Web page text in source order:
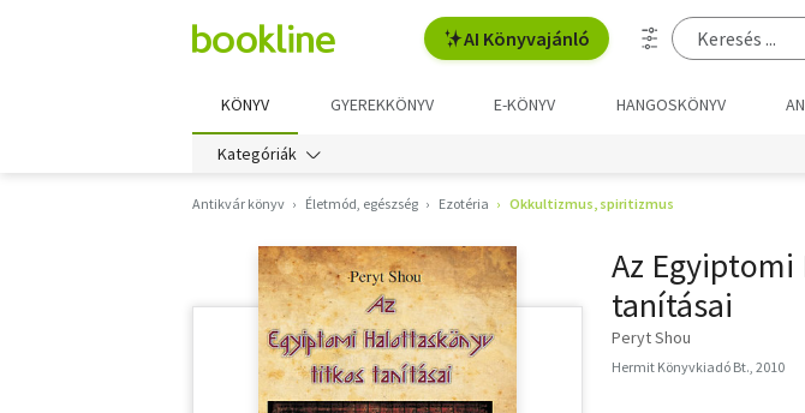
AI Könyvajánló
KÖNYV GYEREKKÖNYV E-KÖNYV HANGOSKÖNYV
Kategóriák
Antikvár könyv Életmód, egészség Ezotéria Okkultizmus, spiritizmus
Az
tanításai
Peryt Shou
Hermit Könyvkiadó Bt., 2010